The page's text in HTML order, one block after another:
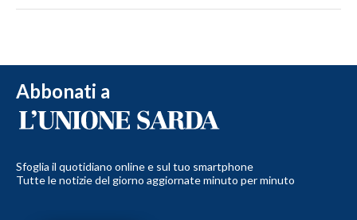
Abbonati a
Sfoglia il quotidiano online e sul tuo smartphone
Tutte le notizie del giorno aggiornate minuto per minuto